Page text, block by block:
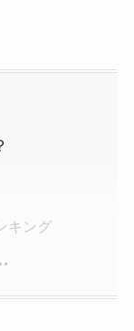
キング